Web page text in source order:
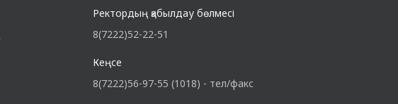
Ректордың қабылдау бөлмесі
8(7222)52-22-51
Кеңсе
8(7222)56-97-55 (1018) - тел/факс